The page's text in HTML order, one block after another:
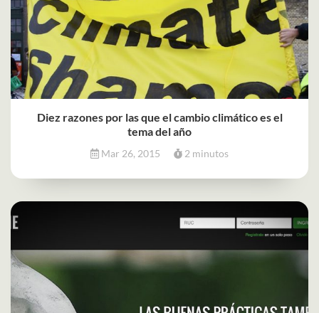
Diez razones por las que el cambio climático es el
tema del año
Mar 26, 2015 2 minutos